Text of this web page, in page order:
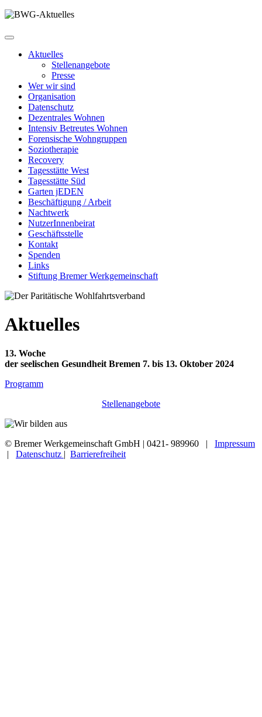
Aktuelles
Stellenangebote
Presse
Wer wir sind
Organisation
Datenschutz
Dezentrales Wohnen
Intensiv Betreutes Wohnen
Forensische Wohngruppen
Soziotherapie
Recovery
Tagesstätte West
Tagesstätte Süd
Garten jEDEN
Beschäftigung / Arbeit
Nachtwerk
NutzerInnenbeirat
Geschäftsstelle
Kontakt
Spenden
Links
Stiftung Bremer Werkgemeinschaft
Aktuelles
13. Woche
der seelischen Gesundheit Bremen 7. bis 13. Oktober 2024
Programm
Stellenangebote
© Bremer Werkgemeinschaft GmbH | 0421- 989960 | Impressum
| Datenschutz | Barrierefreiheit